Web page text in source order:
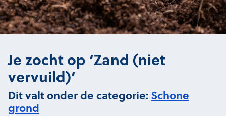
Je zocht op ‘Zand (niet
vervuild)’
Dit valt onder de categorie:Schone
grond